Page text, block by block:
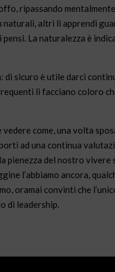
ripassando
altri li apprendi
La naturalezza è
sicuro è utile darci
li facciano coloro
come, una volta
ad una continua
del nostro vivere
l’abbiamo ancora,
oramai convinti che
di leadership.